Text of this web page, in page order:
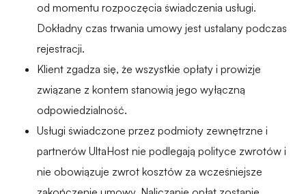
od momentu rozpoczęcia świadczenia usługi.
Dokładny czas trwania umowy jest ustalany podczas
rejestracji.
Klient zgadza się, że wszystkie opłaty i prowizje
związane z kontem stanowią jego wyłączną
odpowiedzialność.
Usługi świadczone przez podmioty zewnętrzne i
partnerów UltaHost nie podlegają polityce zwrotów i
nie obowiązuje zwrot kosztów za wcześniejsze